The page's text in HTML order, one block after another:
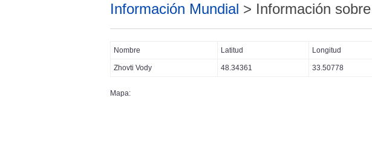
Información Mundial > Información
Nombre Latitud Longitud
Zhovti Vody 48.34361 33.50778
Mapa: